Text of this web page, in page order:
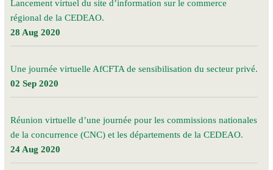
Lancement virtuel du site d’information sur le commerce
régional de la CEDEAO.
28 Aug 2020
Une journée virtuelle AfCFTA de sensibilisation du secteur privé.
02 Sep 2020
Réunion virtuelle d’une journée pour les commissions nationales
de la concurrence (CNC) et les départements de la CEDEAO.
24 Aug 2020